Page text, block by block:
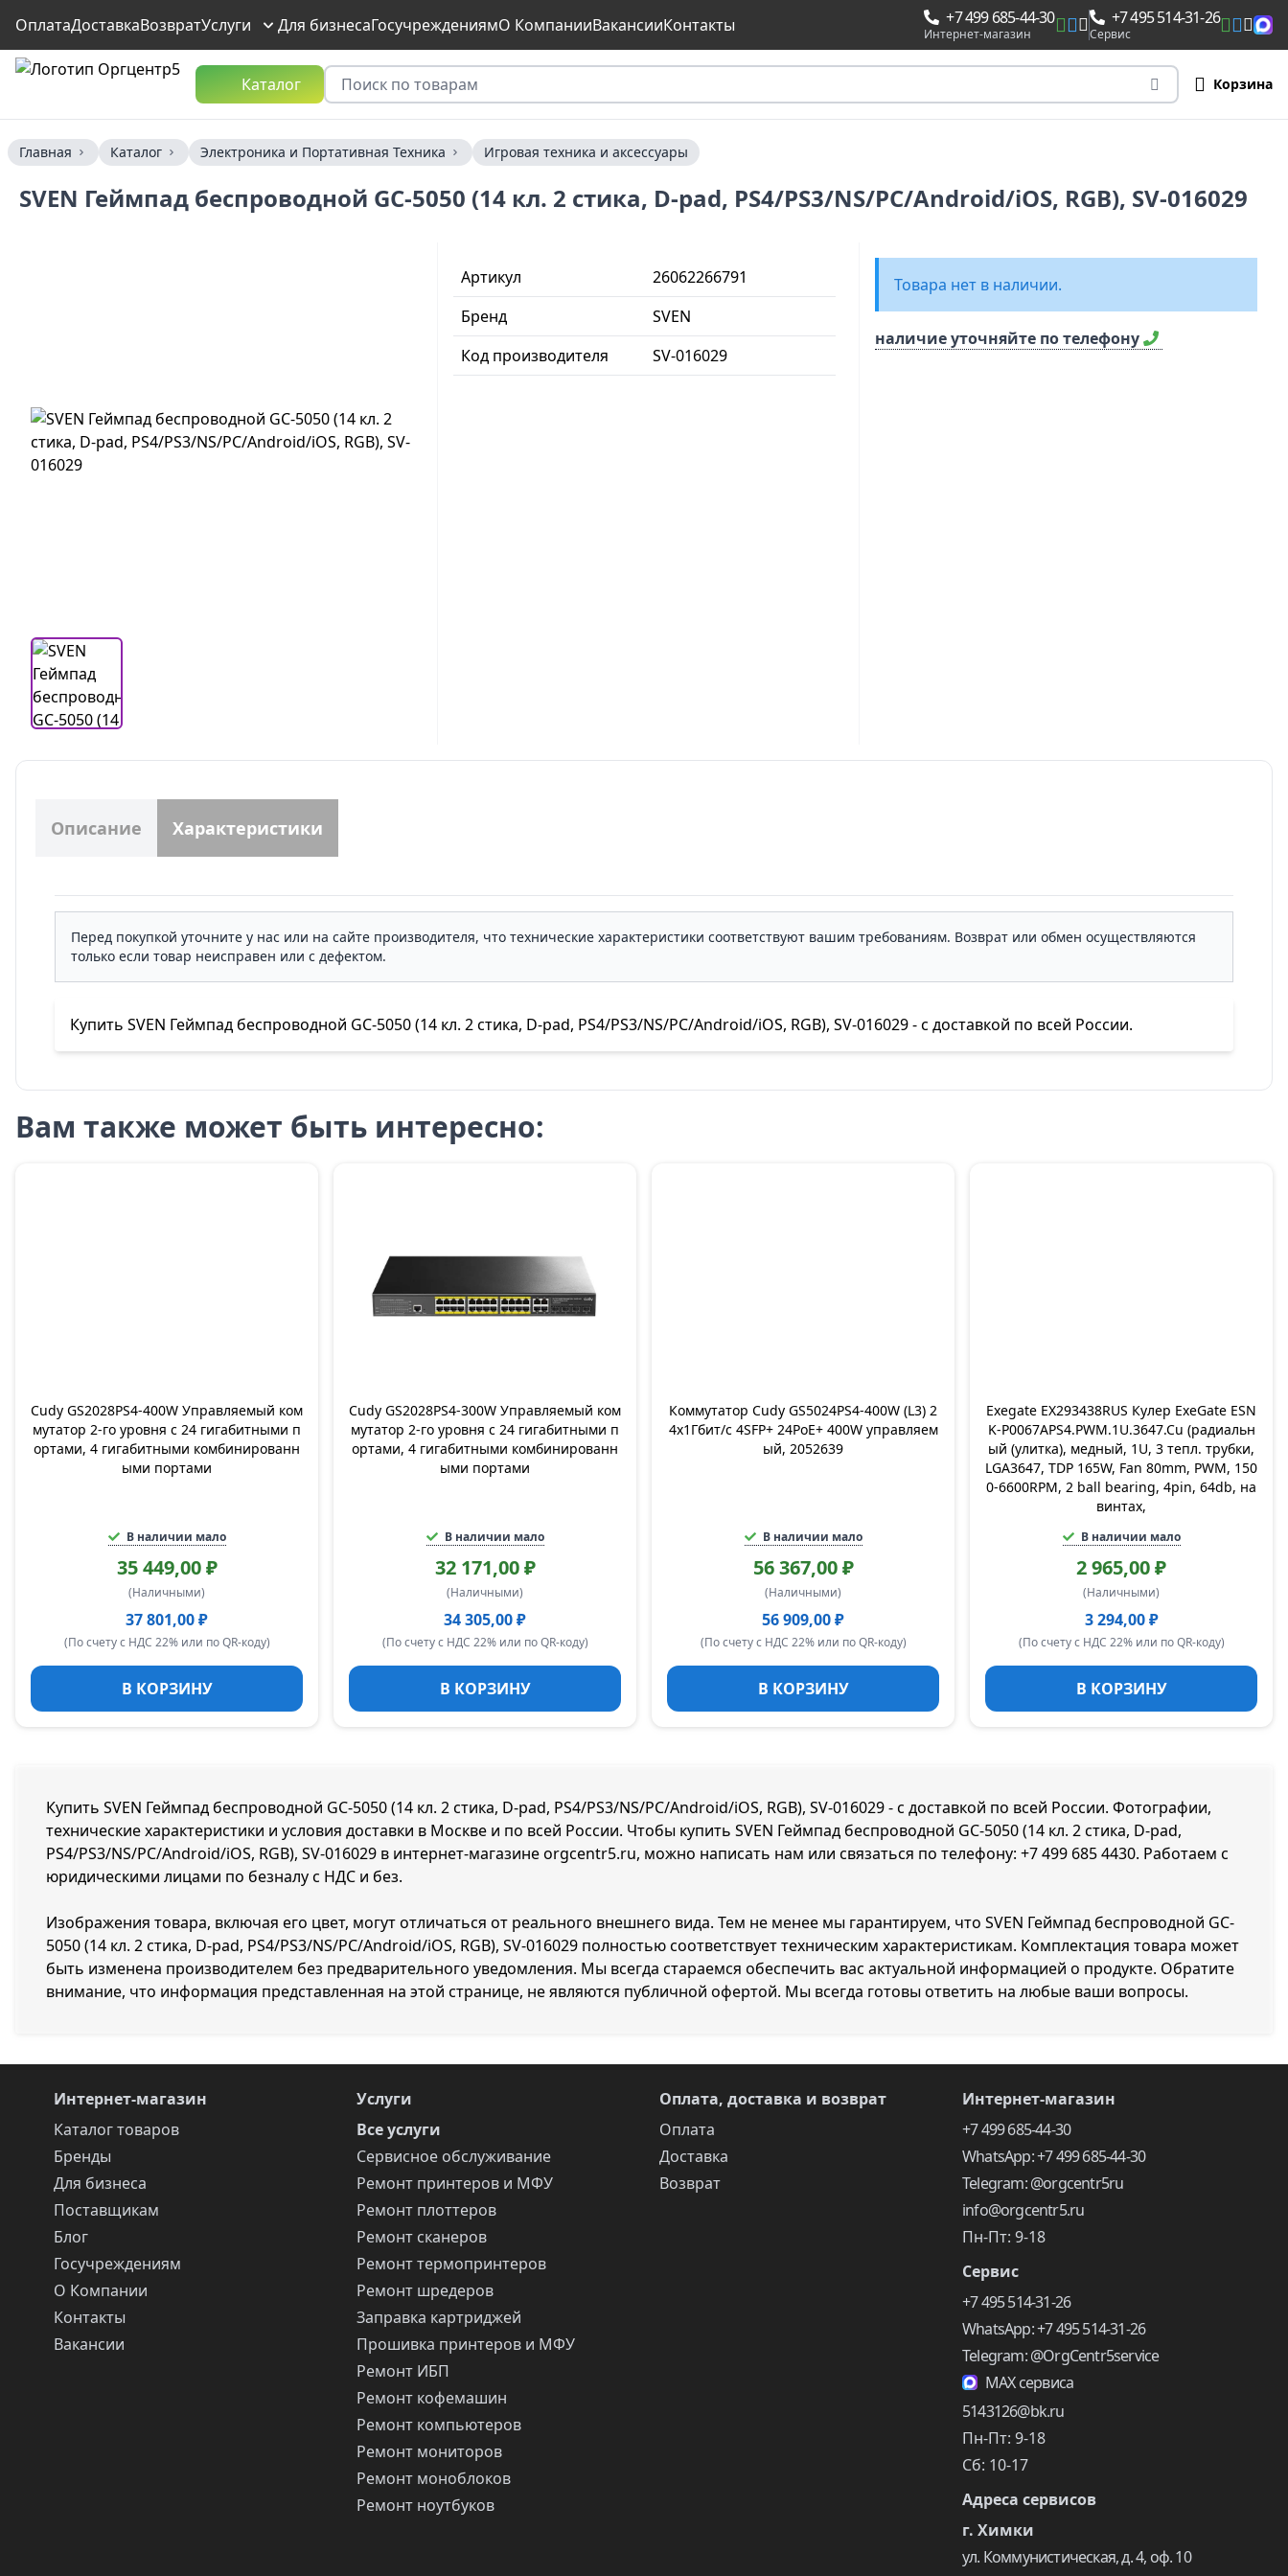
ОплатаДоставкаВозвратУслуги Для бизнесаГосучреждениямО КомпанииВакансииКонтакты +7 499 685-44-30
Интернет-магазин
+7 495 514-31-26
Сервис
Каталог Корзина
Главная Каталог Электроника и Портативная Техника Игровая техника и аксессуары
SVEN Геймпад беспроводной GC-5050 (14 кл. 2 стика, D-pad, PS4/PS3/NS/PC/Android/iOS, RGB), SV-016029
Артикул
26062266791
Бренд
SVEN
Код производителя
SV-016029
Товара нет в наличии.
наличие уточняйте по телефону
Описание Характеристики
Перед покупкой уточните у нас или на сайте производителя, что технические характеристики соответствуют вашим требованиям. Возврат или обмен осуществляются
только если товар неисправен или с дефектом.
Купить SVEN Геймпад беспроводной GC-5050 (14 кл. 2 стика, D-pad, PS4/PS3/NS/PC/Android/iOS, RGB), SV-016029 - с доставкой по всей России.
Вам также может быть интересно:
Cudy GS2028PS4-400W Управляемый ком
мутатор 2-го уровня с 24 гигабитными п
ортами, 4 гигабитными комбинированн
ыми портами
В наличии мало
35 449,00 ₽
(Наличными)
37 801,00 ₽
(По счету с НДС 22% или по QR-коду)
В КОРЗИНУ
Cudy GS2028PS4-300W Управляемый ком
мутатор 2-го уровня с 24 гигабитными п
ортами, 4 гигабитными комбинированн
ыми портами
В наличии мало
32 171,00 ₽
(Наличными)
34 305,00 ₽
(По счету с НДС 22% или по QR-коду)
В КОРЗИНУ
Коммутатор Cudy GS5024PS4-400W (L3) 2
4x1Гбит/с 4SFP+ 24PoE+ 400W управляем
ый, 2052639
В наличии мало
56 367,00 ₽
(Наличными)
56 909,00 ₽
(По счету с НДС 22% или по QR-коду)
В КОРЗИНУ
Exegate EX293438RUS Кулер ExeGate ESN
K-P0067APS4.PWM.1U.3647.Cu (радиальн
ый (улитка), медный, 1U, 3 тепл. трубки,
LGA3647, TDP 165W, Fan 80mm, PWM, 150
0-6600RPM, 2 ball bearing, 4pin, 64db, на
винтах,
В наличии мало
2 965,00 ₽
(Наличными)
3 294,00 ₽
(По счету с НДС 22% или по QR-коду)
В КОРЗИНУ
Купить SVEN Геймпад беспроводной GC-5050 (14 кл. 2 стика, D-pad, PS4/PS3/NS/PC/Android/iOS, RGB), SV-016029 - с доставкой по всей России. Фотографии,
технические характеристики и условия доставки в Москве и по всей России. Чтобы купить SVEN Геймпад беспроводной GC-5050 (14 кл. 2 стика, D-pad,
PS4/PS3/NS/PC/Android/iOS, RGB), SV-016029 в интернет-магазине orgcentr5.ru, можно написать нам или связаться по телефону: +7 499 685 4430. Работаем с
юридическими лицами по безналу с НДС и без.
Изображения товара, включая его цвет, могут отличаться от реального внешнего вида. Тем не менее мы гарантируем, что SVEN Геймпад беспроводной GC-
5050 (14 кл. 2 стика, D-pad, PS4/PS3/NS/PC/Android/iOS, RGB), SV-016029 полностью соответствует техническим характеристикам. Комплектация товара может
быть изменена производителем без предварительного уведомления. Мы всегда стараемся обеспечить вас актуальной информацией о продукте. Обратите
внимание, что информация представленная на этой странице, не являются публичной офертой. Мы всегда готовы ответить на любые ваши вопросы.
Интернет-магазин
Каталог товаров
Бренды
Для бизнеса
Поставщикам
Блог
Госучреждениям
О Компании
Контакты
Вакансии
Услуги
Все услуги
Сервисное обслуживание
Ремонт принтеров и МФУ
Ремонт плоттеров
Ремонт сканеров
Ремонт термопринтеров
Ремонт шредеров
Заправка картриджей
Прошивка принтеров и МФУ
Ремонт ИБП
Ремонт кофемашин
Ремонт компьютеров
Ремонт мониторов
Ремонт моноблоков
Ремонт ноутбуков
Оплата, доставка и возврат
Оплата
Доставка
Возврат
Интернет-магазин
+7 499 685-44-30
WhatsApp: +7 499 685-44-30
Telegram: @orgcentr5ru
info@orgcentr5.ru
Пн-Пт: 9-18
Сервис
+7 495 514-31-26
WhatsApp: +7 495 514-31-26
Telegram: @OrgCentr5service
MAX сервиса
5143126@bk.ru
Пн-Пт: 9-18
Сб: 10-17
Адреса сервисов
г. Химки
ул. Коммунистическая, д. 4, оф. 10